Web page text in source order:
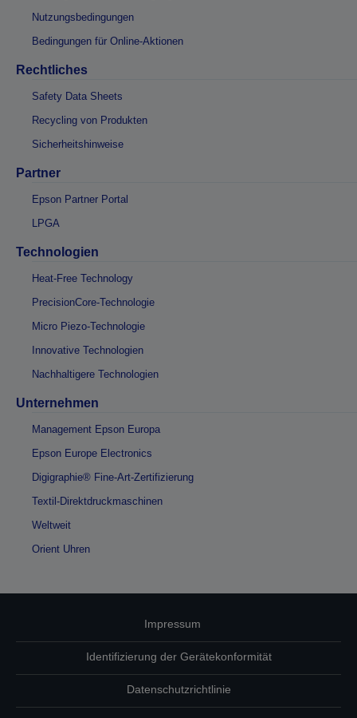
Nutzungsbedingungen
Bedingungen für Online-Aktionen
Rechtliches
Safety Data Sheets
Recycling von Produkten
Sicherheitshinweise
Partner
Epson Partner Portal
LPGA
Technologien
Heat-Free Technology
PrecisionCore-Technologie
Micro Piezo-Technologie
Innovative Technologien
Nachhaltigere Technologien
Unternehmen
Management Epson Europa
Epson Europe Electronics
Digigraphie® Fine-Art-Zertifizierung
Textil-Direktdruckmaschinen
Weltweit
Orient Uhren
Impressum
Identifizierung der Gerätekonformität
Datenschutzrichtlinie